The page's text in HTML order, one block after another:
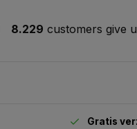
8.229 customers give
Gratis